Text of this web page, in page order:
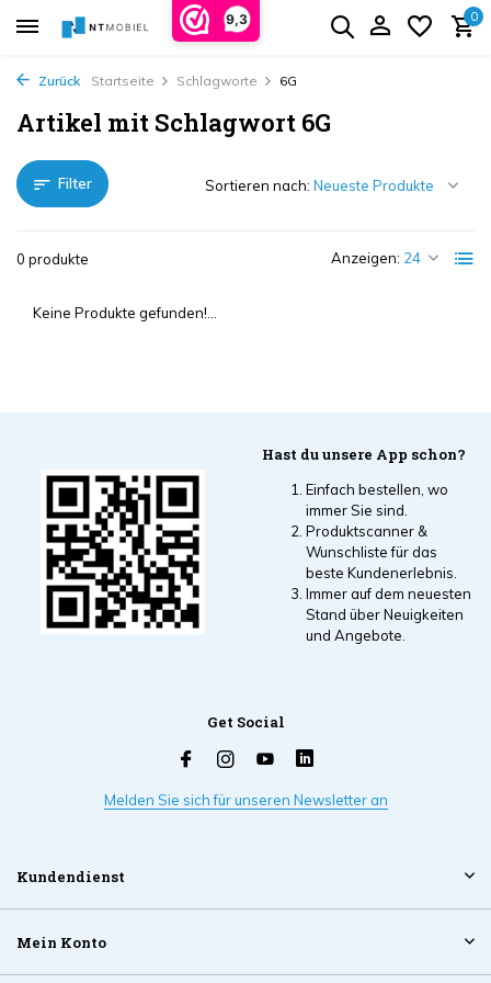
9,3 0
Zurück Startseite Schlagworte 6G
Artikel mit Schlagwort 6G
Filter
0 produkte Anzeigen:
Sortieren nach:
Keine Produkte gefunden!...
Hast du unsere App schon?
Einfach bestellen, wo
immer Sie sind.
Produktscanner &
Wunschliste für das
beste Kundenerlebnis.
Immer auf dem neuesten
Stand über Neuigkeiten
und Angebote.
Get Social
Melden Sie sich für unseren Newsletter an
Kundendienst
Mein Konto